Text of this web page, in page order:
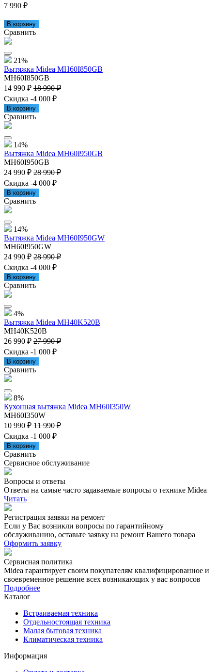
7 990 ₽
В корзину
Сравнить
21%
Вытяжка Midea MH60I850GB
MH60I850GB
14 990 ₽ 18 990 ₽
Скидка -4 000 ₽
В корзину
Сравнить
14%
Вытяжка Midea MH60I950GB
MH60I950GB
24 990 ₽ 28 990 ₽
Скидка -4 000 ₽
В корзину
Сравнить
14%
Вытяжка Midea MH60I950GW
MH60I950GW
24 990 ₽ 28 990 ₽
Скидка -4 000 ₽
В корзину
Сравнить
4%
Вытяжка Midea MH40K520B
MH40K520B
26 990 ₽ 27 990 ₽
Скидка -1 000 ₽
В корзину
Сравнить
8%
Кухонная вытяжка Midea MH60I350W
MH60I350W
10 990 ₽ 11 990 ₽
Скидка -1 000 ₽
В корзину
Сравнить
Сервисное обслуживание
Вопросы и ответы
Ответы на самые часто задаваемые вопросы о технике Midea
Читать
Регистрация заявки на ремонт
Если у Вас возникли вопросы по гарантийному
обслуживанию, оставьте заявку на ремонт Вашего товара
Оформить заявку
Сервисная политика
Midea гарантирует своим покупателям квалифицированное и
своевременное решение всех возникающих у вас вопросов
Подробнее
Каталог
Встраиваемая техника
Отдельностоящая техника
Малая бытовая техника
Климатическая техника
Информация